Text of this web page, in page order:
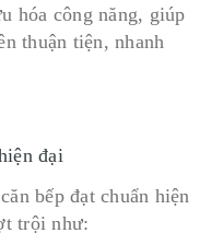
hóa công năng, giúp
thuận tiện, nhanh
đại
bếp đạt chuẩn hiện
trội như: